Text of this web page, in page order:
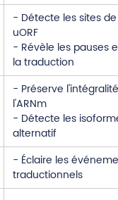
- Détecte les sites de
uORF
- Révèle les pauses
la traduction
- Préserve
l'ARNm
- Détecte les
alternatif
- Éclaire les
traductionnels